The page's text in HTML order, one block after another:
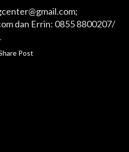
dan Errin: 0855 8800207/
Post